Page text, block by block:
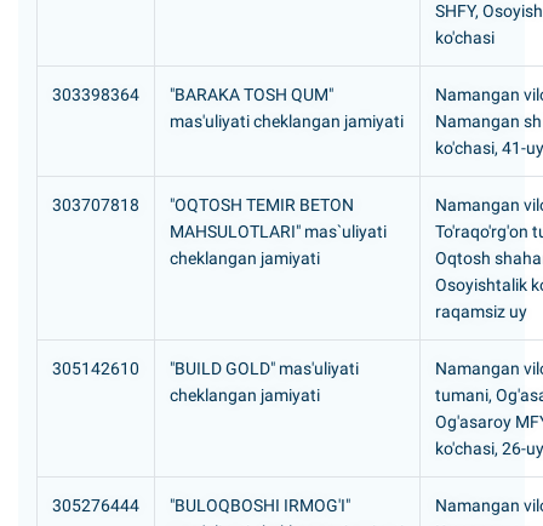
SHFY,
ko'chasi
303398364
"BARAKA TOSH QUM"
mas'uliyati cheklangan jamiyati
Namangan
Namangan
ko'chasi, 41-uy
303707818
"OQTOSH TEMIR BETON
MAHSULOTLARI" mas`uliyati
cheklangan jamiyati
Namangan
To'raqo'rg'on
Oqtosh
Osoyishtalik
raqamsiz uy
305142610
"BUILD GOLD" mas'uliyati
cheklangan jamiyati
Namangan
tumani,
Og'asaroy
ko'chasi, 26-uy
305276444
"BULOQBOSHI IRMOG'I"
Namangan